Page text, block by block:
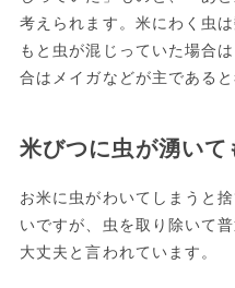
考えられます。米にわく虫
もと虫が混じっていた場合
合はメイガなどが主であると
米びつに虫が湧いて
お米に虫がわいてしまうと
いですが、虫を取り除いて
大丈夫と言われています。